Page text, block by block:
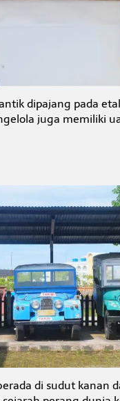
dipajang pada
juga memiliki
di sudut kanan